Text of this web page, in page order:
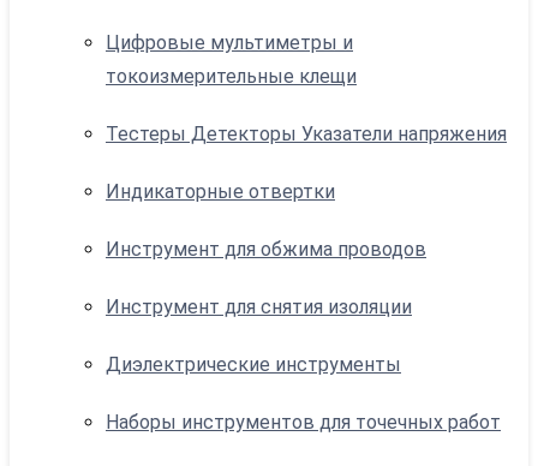
Цифровые мультиметры и
токоизмерительные клещи
Тестеры Детекторы Указатели напряжения
Индикаторные отвертки
Инструмент для обжима проводов
Инструмент для снятия изоляции
Диэлектрические инструменты
Наборы инструментов для точечных работ